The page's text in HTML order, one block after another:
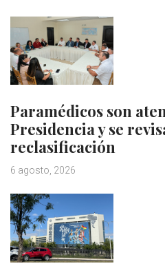
Paramédicos son
Presidencia y se
reclasificación
6 agosto, 2026